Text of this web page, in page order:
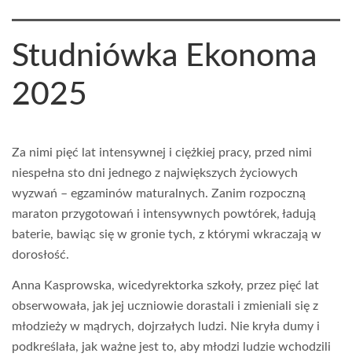
Studniówka Ekonoma
2025
Za nimi pięć lat intensywnej i ciężkiej pracy, przed nimi
niespełna sto dni jednego z największych życiowych
wyzwań – egzaminów maturalnych. Zanim rozpoczną
maraton przygotowań i intensywnych powtórek, ładują
baterie, bawiąc się w gronie tych, z którymi wkraczają w
dorosłość.
Anna Kasprowska, wicedyrektorka szkoły, przez pięć lat
obserwowała, jak jej uczniowie dorastali i zmieniali się z
młodzieży w mądrych, dojrzałych ludzi. Nie kryła dumy i
podkreślała, jak ważne jest to, aby młodzi ludzie wchodzili